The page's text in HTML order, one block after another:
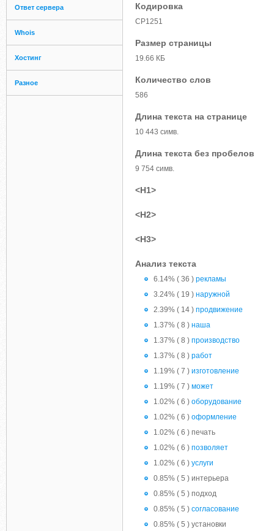
Ответ сервера
Whois
Хостинг
Разное
Кодировка
CP1251
Размер страницы
19.66 КБ
Количество слов
586
Длина текста на странице
10 443 симв.
Длина текста без пробелов
9 754 симв.
<H1>
<H2>
<H3>
Анализ текста
6.14% ( 36 ) рекламы
3.24% ( 19 ) наружной
2.39% ( 14 ) продвижение
1.37% ( 8 ) наша
1.37% ( 8 ) производство
1.37% ( 8 ) работ
1.19% ( 7 ) изготовление
1.19% ( 7 ) может
1.02% ( 6 ) оборудование
1.02% ( 6 ) оформление
1.02% ( 6 ) печать
1.02% ( 6 ) позволяет
1.02% ( 6 ) услуги
0.85% ( 5 ) интерьера
0.85% ( 5 ) подход
0.85% ( 5 ) согласование
0.85% ( 5 ) установки